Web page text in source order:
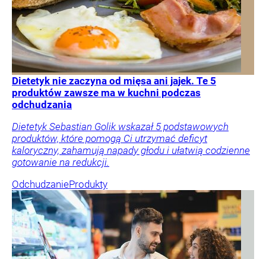
Dietetyk nie zaczyna od mięsa ani jajek. Te 5
produktów zawsze ma w kuchni podczas
odchudzania
Dietetyk Sebastian Golik wskazał 5 podstawowych
produktów, które pomogą Ci utrzymać deficyt
kaloryczny, zahamują napady głodu i ułatwią codzienne
gotowanie na redukcji.
OdchudzanieProdukty